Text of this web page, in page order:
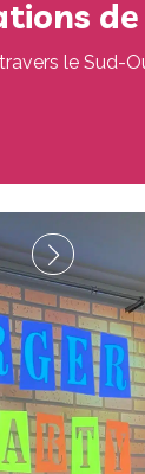
de
travers le Sud-